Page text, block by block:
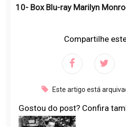
10- Box Blu-ray Marilyn
Compartilhe
Este artigo está
Gostou do post? Confira